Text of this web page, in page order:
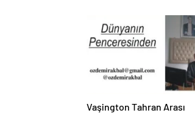
Vaşington Tahran Arası